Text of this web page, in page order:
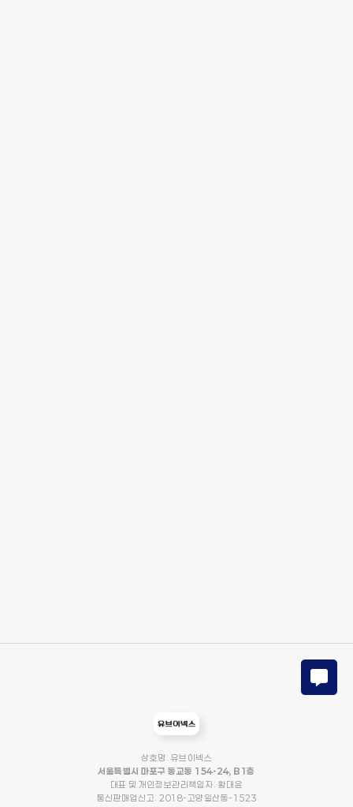
상호명: 유브이넥스
서울특별시 마포구 동교동 154-24, B1층
대표 및 개인정보관리책임자: 황대윤
통신판매업신고: 2018-고양일산동-1523